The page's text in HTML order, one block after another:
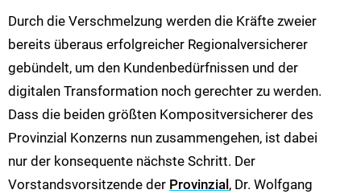
Durch die Verschmelzung werden die Kräfte zweier
bereits überaus erfolgreicher Regionalversicherer
gebündelt, um den Kundenbedürfnissen und der
digitalen Transformation noch gerechter zu werden.
Dass die beiden größten Kompositversicherer des
Provinzial Konzerns nun zusammengehen, ist dabei
nur der konsequente nächste Schritt. Der
Vorstandsvorsitzende der Provinzial, Dr. Wolfgang